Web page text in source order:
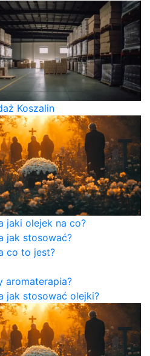
Koszalin
jaki olejek na co?
jak stosować?
co to jest?
aromaterapia?
jak stosować olejki?